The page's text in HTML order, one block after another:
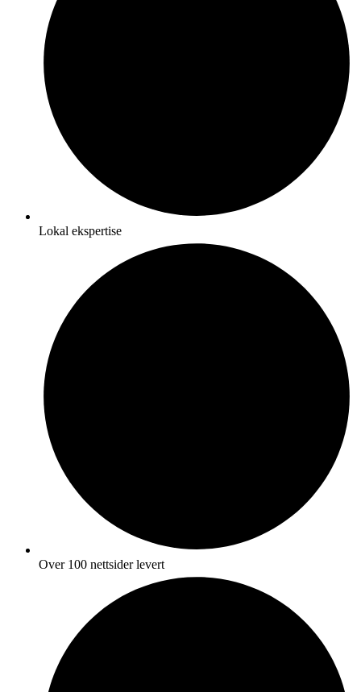
Lokal ekspertise
Over 100 nettsider levert